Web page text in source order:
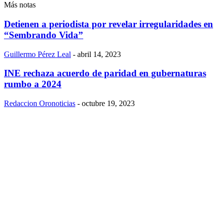
Más notas
Detienen a periodista por revelar irregularidades en
“Sembrando Vida”
Guillermo Pérez Leal - abril 14, 2023
INE rechaza acuerdo de paridad en gubernaturas
rumbo a 2024
Redaccion Oronoticias - octubre 19, 2023